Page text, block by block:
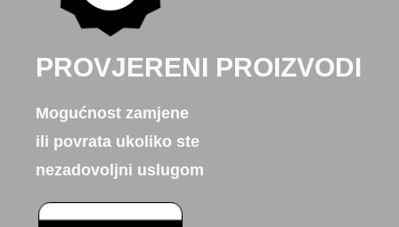
PROVJERENI PROIZVODI
Mogućnost zamjene
ili povrata ukoliko ste
nezadovoljni uslugom